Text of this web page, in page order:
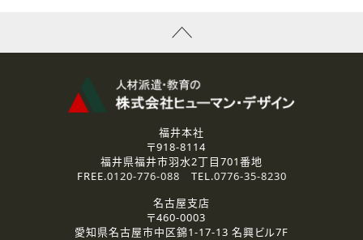
資料送付、受講相談に関するご連絡のために利用いたしま
その他、お問い合わせの内容に回答するために利用いたし
なお、ご連絡手段は、電話・Ｅメールのいずれかの方法とい
2.個人情報の第三者提供
ご提供いただいた個人情報は、法令等の規定に従う場合を除き、
3.個人情報の取り扱いの委託
弊社の定める個人情報保護の評価基準を満たした委託先に、個
福井本社
〒918-8114
福井県福井市羽水2丁目701番地
FREE.0120-776-088 TEL.0776-35-8230
名古屋支店
〒460-0003
愛知県名古屋市中区錦1-17-13 名興ビル7F